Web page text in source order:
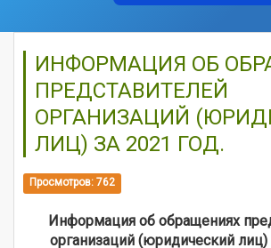
ИНФОРМАЦИЯ ОБ
ПРЕДСТАВИТЕЛЕЙ
ОРГАНИЗАЦИЙ
ЛИЦ) ЗА 2021 ГОД.
Просмотров: 762
Информация об обращениях
организаций (юридический лиц)